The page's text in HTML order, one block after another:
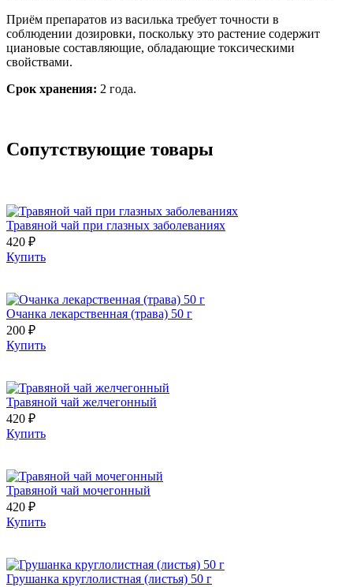
Приём препаратов из василька требует точности в
соблюдении дозировки, поскольку это растение содержит
циановые составляющие, обладающие токсическими
свойствами.
Срок хранения: 2 года.
Сопутствующие товары
Травяной чай при глазных заболеваниях
420 ₽
Купить
Очанка лекарственная (трава) 50 г
200 ₽
Купить
Травяной чай желчегонный
420 ₽
Купить
Травяной чай мочегонный
420 ₽
Купить
Грушанка круглолистная (листья) 50 г